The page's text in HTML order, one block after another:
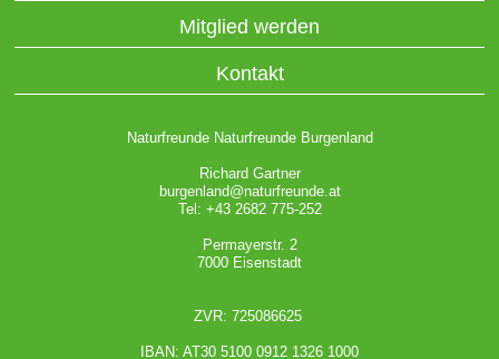
Mitglied werden
Kontakt
Naturfreunde Naturfreunde Burgenland
Richard Gartner
burgenland@naturfreunde.at
Tel: +43 2682 775-252
Permayerstr. 2
7000 Eisenstadt
ZVR: 725086625
IBAN: AT30 5100 0912 1326 1000